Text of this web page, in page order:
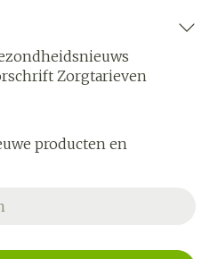
Zorgtarieven
producten en